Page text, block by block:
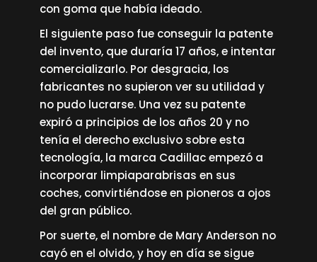
con goma que había ideado.
El siguiente paso fue conseguir la patente
del invento, que duraría 17 años, e intentar
comercializarlo. Por desgracia, los
fabricantes no supieron ver su utilidad y
no pudo lucrarse. Una vez su patente
expiró a principios de los años 20 y no
tenía el derecho exclusivo sobre esta
tecnología, la marca Cadillac empezó a
incorporar limpiaparabrisas en sus
coches, convirtiéndose en pioneros a ojos
del gran público.
Por suerte, el nombre de Mary Anderson no
cayó en el olvido, y hoy en día se sigue